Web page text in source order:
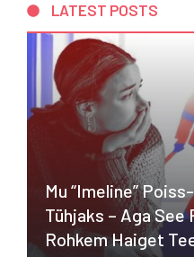
LATEST POSTS
Mu “imeline”
Tühjaks – Aga See
Rohkem Haiget